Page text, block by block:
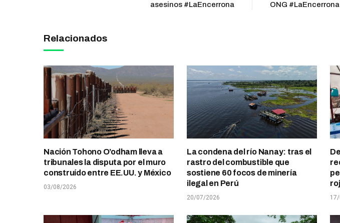
asesinos #LaEncerrona
ONG #LaEncerrona
Relacionados
Nación Tohono O’odham lleva a
tribunales la disputa por el muro
construído entre EE.UU. y México
03/08/2026
La condena del río Nanay: tras el
rastro del combustible que
sostiene 60 focos de minería
ilegal en Perú
20/07/2026